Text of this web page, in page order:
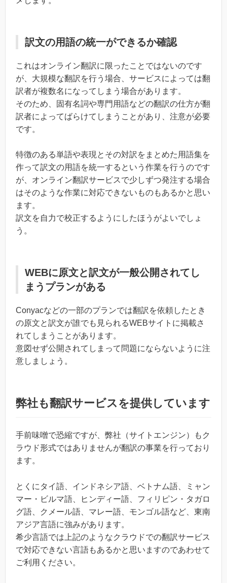
訳文の用語の統一ができるか確認
これはオンライン翻訳に限ったことではないのです
が、大規模な翻訳を行う場合、サービスによっては翻
訳者が複数名になってしまう場合があります。
そのため、固有名詞や専門用語などの翻訳の仕方が翻
訳者によってばらけてしまうことがあり、注意が必要
です。
特徴のある単語や表現とその対訳をまとめた用語集を
作って訳文の用語を統一するという作業を行うのです
が、オンライン翻訳サービスで少しずつ発注する場合
はそのような作業に対応できないものもあるかと思い
ます。
訳文を自力で校正するようにしたほうがよいでしょ
う。
WEBに原文と訳文が一般公開されてし
まうプランがある
Conyacなどの一部のプランでは翻訳を依頼したとき
の原文と訳文が誰でも見られるWEBサイトに掲載さ
れてしまうことがあります。
意図せず公開されてしまって問題にならないように注
意しましょう。
弊社も翻訳サービスを提供しています
手前味噌で恐縮ですが、弊社（サイトエンジン）もク
ラウド形式ではありませんが翻訳の事業を行っており
ます。
とくにタイ語、インドネシア語、ベトナム語、ミャン
マー・ビルマ語、ヒンディー語、フィリピン・タガロ
グ語、クメール語、マレー語、モンゴル語など、東南
アジア言語に強みがあります。
希少言語では上記のようなクラウドでの翻訳サービス
で対応できない言語もあるかと思いますのであわせて
ご利用ください。